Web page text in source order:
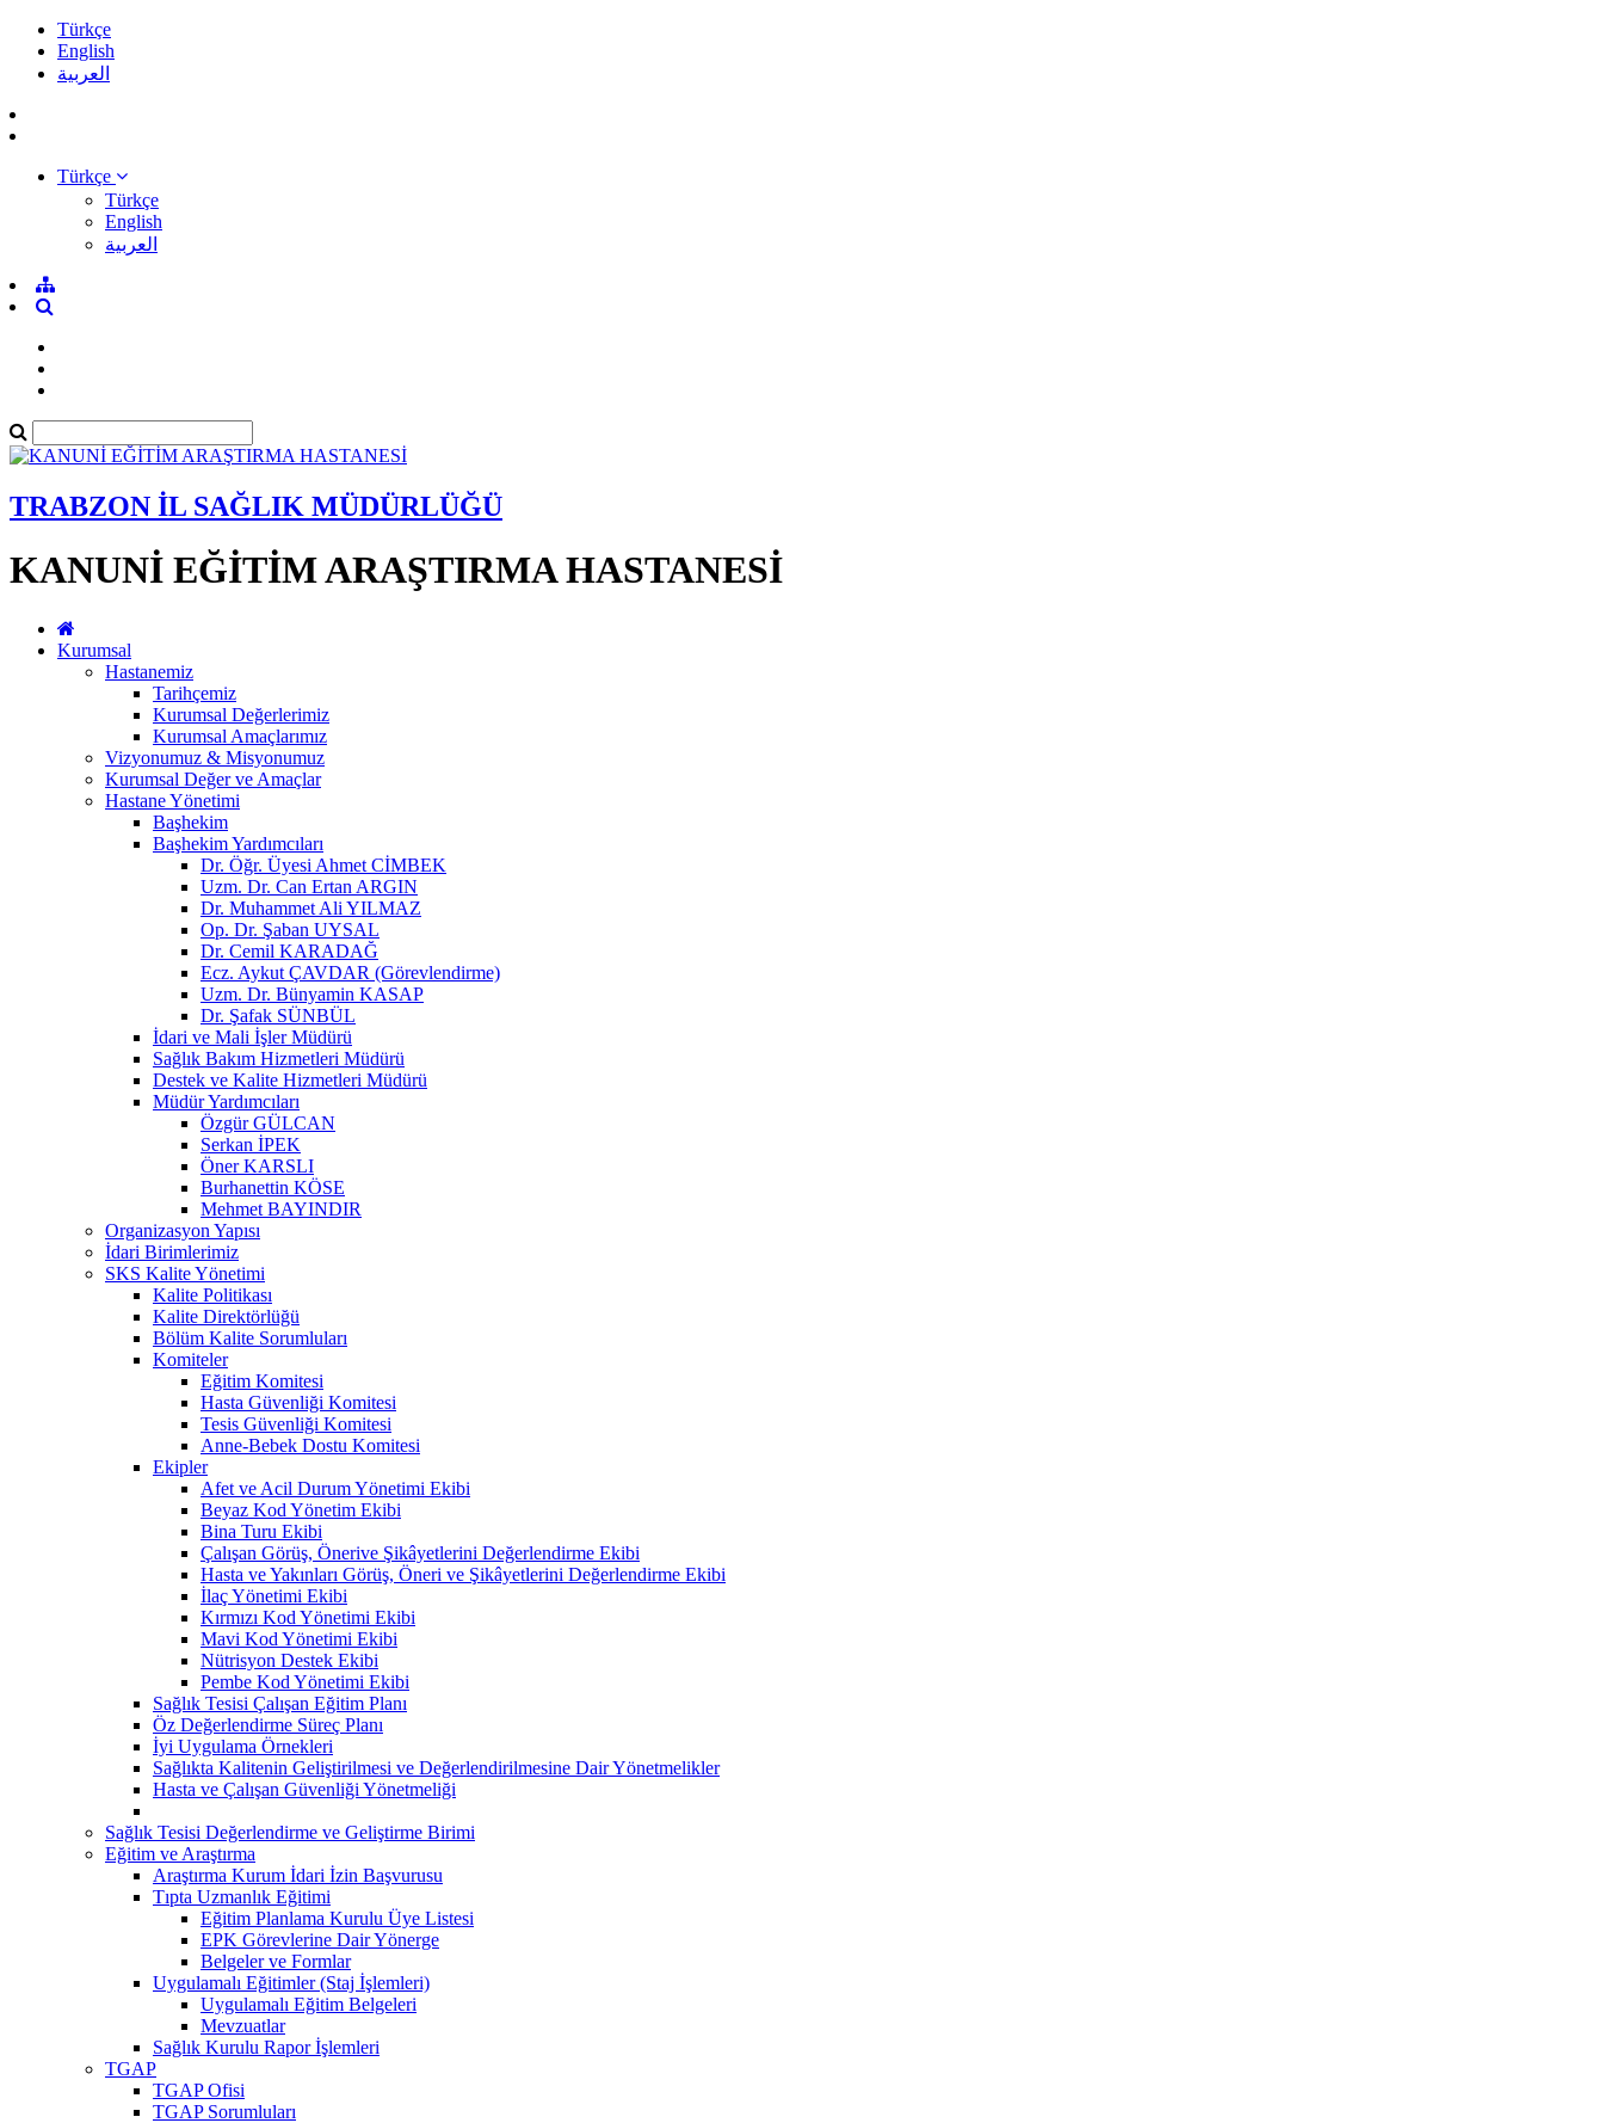
Türkçe
English
العربية
Türkçe
Türkçe
English
العربية
TRABZON İL SAĞLIK MÜDÜRLÜĞÜ
KANUNİ EĞİTİM ARAŞTIRMA HASTANESİ
Kurumsal
Hastanemiz
Tarihçemiz
Kurumsal Değerlerimiz
Kurumsal Amaçlarımız
Vizyonumuz & Misyonumuz
Kurumsal Değer ve Amaçlar
Hastane Yönetimi
Başhekim
Başhekim Yardımcıları
Dr. Öğr. Üyesi Ahmet CİMBEK
Uzm. Dr. Can Ertan ARGIN
Dr. Muhammet Ali YILMAZ
Op. Dr. Şaban UYSAL
Dr. Cemil KARADAĞ
Ecz. Aykut ÇAVDAR (Görevlendirme)
Uzm. Dr. Bünyamin KASAP
Dr. Şafak SÜNBÜL
İdari ve Mali İşler Müdürü
Sağlık Bakım Hizmetleri Müdürü
Destek ve Kalite Hizmetleri Müdürü
Müdür Yardımcıları
Özgür GÜLCAN
Serkan İPEK
Öner KARSLI
Burhanettin KÖSE
Mehmet BAYINDIR
Organizasyon Yapısı
İdari Birimlerimiz
SKS Kalite Yönetimi
Kalite Politikası
Kalite Direktörlüğü
Bölüm Kalite Sorumluları
Komiteler
Eğitim Komitesi
Hasta Güvenliği Komitesi
Tesis Güvenliği Komitesi
Anne-Bebek Dostu Komitesi
Ekipler
Afet ve Acil Durum Yönetimi Ekibi
Beyaz Kod Yönetim Ekibi
Bina Turu Ekibi
Çalışan Görüş, Önerive Şikâyetlerini Değerlendirme Ekibi
Hasta ve Yakınları Görüş, Öneri ve Şikâyetlerini Değerlendirme Ekibi
İlaç Yönetimi Ekibi
Kırmızı Kod Yönetimi Ekibi
Mavi Kod Yönetimi Ekibi
Nütrisyon Destek Ekibi
Pembe Kod Yönetimi Ekibi
Sağlık Tesisi Çalışan Eğitim Planı
Öz Değerlendirme Süreç Planı
İyi Uygulama Örnekleri
Sağlıkta Kalitenin Geliştirilmesi ve Değerlendirilmesine Dair Yönetmelikler
Hasta ve Çalışan Güvenliği Yönetmeliği
Sağlık Tesisi Değerlendirme ve Geliştirme Birimi
Eğitim ve Araştırma
Araştırma Kurum İdari İzin Başvurusu
Tıpta Uzmanlık Eğitimi
Eğitim Planlama Kurulu Üye Listesi
EPK Görevlerine Dair Yönerge
Belgeler ve Formlar
Uygulamalı Eğitimler (Staj İşlemleri)
Uygulamalı Eğitim Belgeleri
Mevzuatlar
Sağlık Kurulu Rapor İşlemleri
TGAP
TGAP Ofisi
TGAP Sorumluları